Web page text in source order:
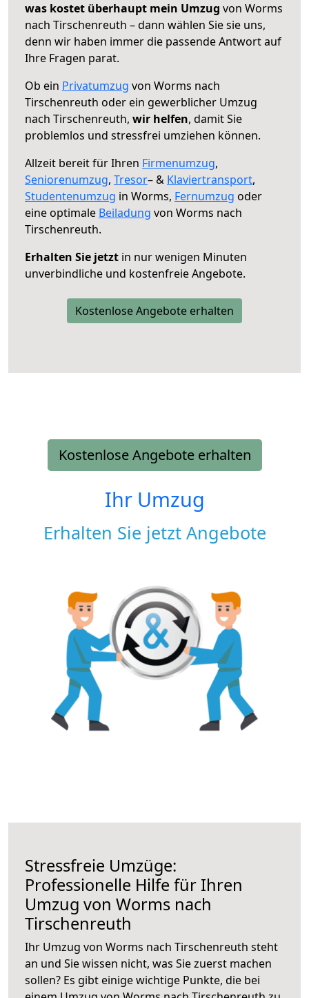
was kostet überhaupt mein Umzug von Worms
nach Tirschenreuth – dann wählen Sie sie uns,
denn wir haben immer die passende Antwort auf
Ihre Fragen parat.
Ob ein Privatumzug von Worms nach
Tirschenreuth oder ein gewerblicher Umzug
nach Tirschenreuth, wir helfen, damit Sie
problemlos und stressfrei umziehen können.
Allzeit bereit für Ihren Firmenumzug,
Seniorenumzug, Tresor– & Klaviertransport,
Studentenumzug in Worms, Fernumzug oder
eine optimale Beiladung von Worms nach
Tirschenreuth.
Erhalten Sie jetzt in nur wenigen Minuten
unverbindliche und kostenfreie Angebote.
Kostenlose Angebote erhalten
Kostenlose Angebote erhalten
Ihr Umzug
Erhalten Sie jetzt Angebote
Stressfreie Umzüge:
Professionelle Hilfe für Ihren
Umzug von Worms nach
Tirschenreuth
Ihr Umzug von Worms nach Tirschenreuth steht
an und Sie wissen nicht, was Sie zuerst machen
sollen? Es gibt einige wichtige Punkte, die bei